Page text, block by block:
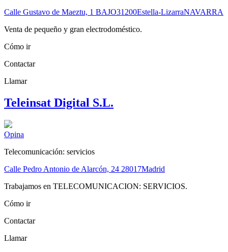
Calle Gustavo de Maeztu, 1 BAJO31200Estella-LizarraNAVARRA
Venta de pequeño y gran electrodoméstico.
Cómo ir
Contactar
Llamar
Teleinsat Digital S.L.
Opina
Telecomunicación: servicios
Calle Pedro Antonio de Alarcón, 24 28017Madrid
Trabajamos en TELECOMUNICACION: SERVICIOS.
Cómo ir
Contactar
Llamar